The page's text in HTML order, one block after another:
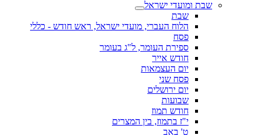
שבת ומועדי ישראל
שבת
הלוח העברי, מועדי ישראל, ראש חודש - כללי
פסח
ספירת העומר, ל"ג בעומר
חודש אייר
יום העצמאות
פסח שני
יום ירושלים
שבועות
חודש תמוז
י"ז בתמוז, בין המצרים
ט' באב